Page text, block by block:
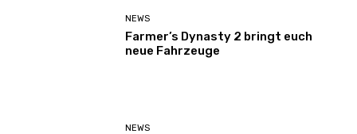
NEWS
Farmer’s Dynasty 2 bringt euch
neue Fahrzeuge
NEWS